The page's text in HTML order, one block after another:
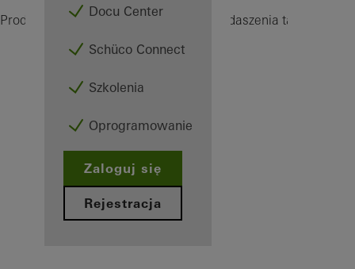
Docu Center
Schüco Connect
Szkolenia
Oprogramowanie
Zaloguj się
Rejestracja
Producenci ProduktyOgrody zimowe i zadaszenia tarasowe